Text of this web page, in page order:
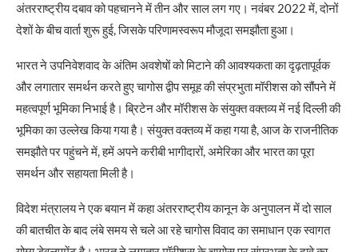
अंतरराष्ट्रीय दबाव को पहचानने में तीन और साल लग गए। नवंबर 2022 में, दोनों
देशों के बीच वार्ता शुरू हुई, जिसके परिणामस्वरूप मौजूदा समझौता हुआ।
भारत ने उपनिवेशवाद के अंतिम अवशेषों को मिटाने की आवश्यकता का दृढ़तापूर्वक
और लगातार समर्थन करते हुए चागोस द्वीप समूह की संप्रभुता मॉरीशस को सौंपने में
महत्वपूर्ण भूमिका निभाई है। ब्रिटेन और मॉरीशस के संयुक्त वक्तव्य में नई दिल्ली की
भूमिका का उल्लेख किया गया है। संयुक्त वक्तव्य में कहा गया है, आज के राजनीतिक
समझौते पर पहुंचने में, हमें अपने करीबी भागीदारों, अमेरिका और भारत का पूरा
समर्थन और सहायता मिली है।
विदेश मंत्रालय ने एक बयान में कहा अंतरराष्ट्रीय कानून के अनुपालन में दो साल
की बातचीत के बाद लंबे समय से चले आ रहे चागोस विवाद का समाधान एक स्वागत